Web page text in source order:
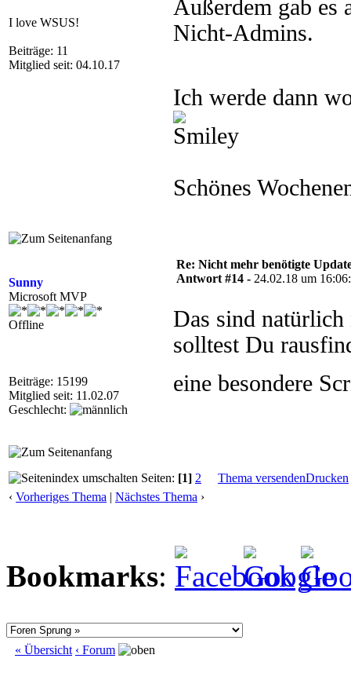
I love WSUS!
Beiträge: 11
Mitglied seit: 04.10.17
Außerdem gab es
Nicht-Admins.
Ich werde dann
Schönes
Sunny
Microsoft MVP
Offline
Beiträge: 15199
Mitglied seit: 11.02.07
Geschlecht:
Re: Nicht mehr benötigte
Antwort #14 - 24.02.18 um
Das sind
solltest Du
eine besondere
Seiten: [1] 2 Thema versendenDrucken
‹ Vorheriges Thema | Nächstes Thema ›
Bookmarks:
« Übersicht ‹ Forum